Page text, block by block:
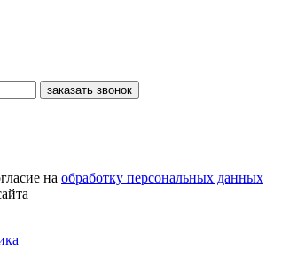
заказать звонок
на обработку персональных данных